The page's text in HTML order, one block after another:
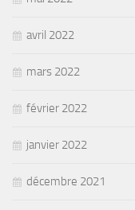
avril 2022
mars 2022
février 2022
janvier 2022
décembre 2021